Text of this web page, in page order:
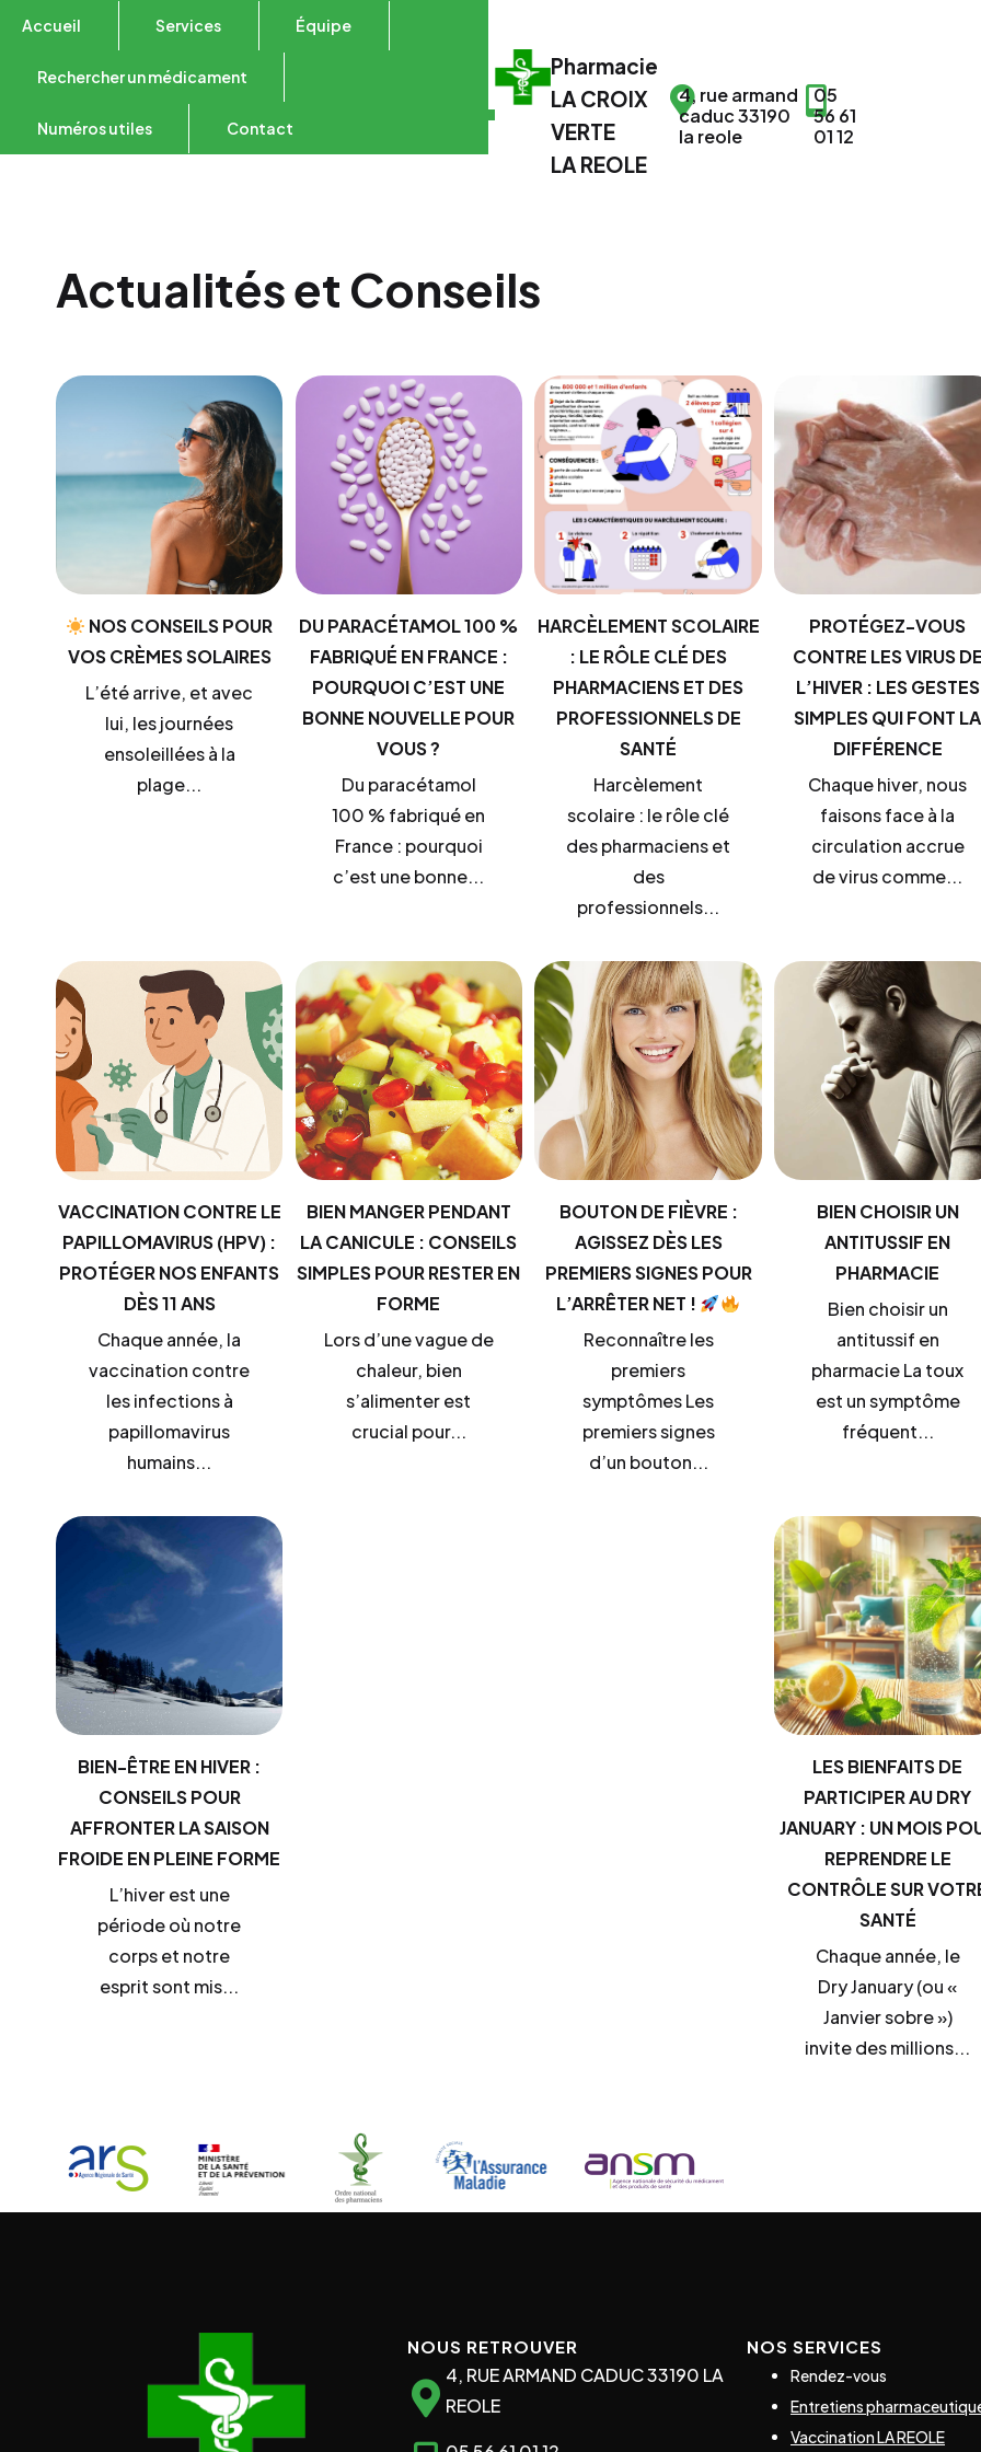
Pharmacie
LA CROIX
VERTE
LA REOLE
4, rue armand
caduc 33190
la reole
05
56 61
01 12
Accueil Services Équipe
Rechercher un médicament
Numéros utiles Contact
Actualités et Conseils
NOS CONSEILS POUR
VOS CRÈMES SOLAIRES
L’été arrive, et avec
lui, les journées
ensoleillées à la
plage...
DU PARACÉTAMOL 100 %
FABRIQUÉ EN FRANCE :
POURQUOI C’EST UNE
BONNE NOUVELLE POUR
VOUS ?
Du paracétamol
100 % fabriqué en
France : pourquoi
c’est une bonne...
HARCÈLEMENT SCOLAIRE
: LE RÔLE CLÉ DES
PHARMACIENS ET DES
PROFESSIONNELS DE
SANTÉ
Harcèlement
scolaire : le rôle clé
des pharmaciens et
des
professionnels...
PROTÉGEZ-VOUS
CONTRE LES VIRUS
L’HIVER : LES GESTES
SIMPLES QUI FONT LA
DIFFÉRENCE
Chaque hiver, nous
faisons face à la
circulation accrue
de virus comme...
VACCINATION CONTRE LE
PAPILLOMAVIRUS (HPV) :
PROTÉGER NOS ENFANTS
DÈS 11 ANS
Chaque année, la
vaccination contre
les infections à
papillomavirus
humains...
BIEN MANGER PENDANT
LA CANICULE : CONSEILS
SIMPLES POUR RESTER EN
FORME
Lors d’une vague de
chaleur, bien
s’alimenter est
crucial pour...
BOUTON DE FIÈVRE :
AGISSEZ DÈS LES
PREMIERS SIGNES POUR
L’ARRÊTER NET !
Reconnaître les
premiers
symptômes Les
premiers signes
d’un bouton...
BIEN CHOISIR UN
ANTITUSSIF EN
PHARMACIE
Bien choisir un
antitussif en
pharmacie La toux
est un symptôme
fréquent...
BIEN-ÊTRE EN HIVER :
CONSEILS POUR
AFFRONTER LA SAISON
FROIDE EN PLEINE FORME
L’hiver est une
période où notre
corps et notre
esprit sont mis...
LES BIENFAITS DE
PARTICIPER AU DRY
JANUARY : UN MOIS
REPRENDRE LE
CONTRÔLE SUR
SANTÉ
Chaque année, le
Dry January (ou «
Janvier sobre »)
invite des millions...
NOUS RETROUVER
4, RUE ARMAND CADUC 33190 LA
REOLE
NOS SERVICES
Rendez-vous
Entretiens pharmaceutique
Vaccination LA REOLE